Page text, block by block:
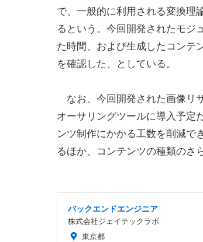
で、一般的に利用される変換理
るという。今回開発されたモジ
た時間、および生成したコンテ
を確認した、としている。
なお、今回開発された画像リ
オーサリングツールに導入予定
ンツ制作にかかる工数を削減で
るほか、コンテンツの種類のさ
バックエンドエンジニア
株式会社ジェイテックラボ
東京都